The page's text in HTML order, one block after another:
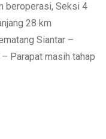
beroperasi, Seksi 4
28 km
Siantar –
Parapat masih tahap